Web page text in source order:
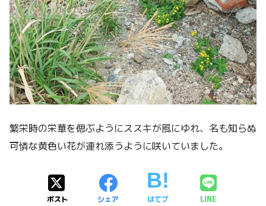
繁栄時の栄華を偲ぶようにススキが風にゆれ、名も知らぬ
可憐な黄色い花が連れ添うように咲いていました。
ポスト シェア はてブ LINE